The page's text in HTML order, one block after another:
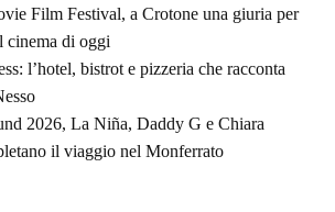
Film Festival, a Crotone una giuria per
cinema di oggi
l’hotel, bistrot e pizzeria che racconta
2026, La Niña, Daddy G e Chiara
il viaggio nel Monferrato